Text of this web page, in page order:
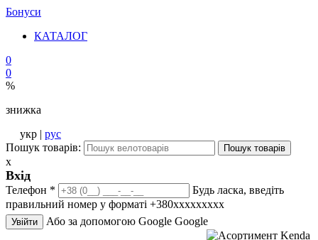
Бонуси
КАТАЛОГ
0
0
%
знижка
укр | рус
Пошук товарів:
Пошук товарів
x
Вхід
Телефон *
Будь ласка, введіть
правильний номер у форматі +380ххххххххх
Увійти Або за допомогою Google Google